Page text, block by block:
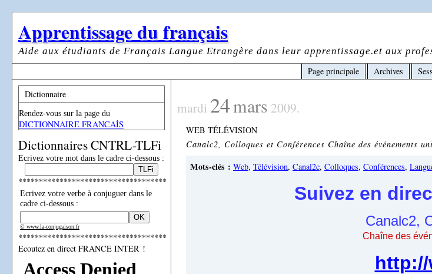
Apprentissage du français
Aide aux étudiants de Français Langue Etrangère dans leur apprentissage.et aux
Page principale
Archives
Dictionnaire
Rendez-vous sur la page du
DICTIONNAIRE FRANCAİS
Dictionnaires CNTRL-TLFi
Ecrivez votre mot dans le cadre ci-dessous :
************************************
Ecrivez votre verbe à conjuguer dans le
cadre ci-dessous :
© www.la-conjugaison.fr
************************************
Ecoutez en direct FRANCE INTER !
mardi 24mars 2009.
WEB TÉLÉVISION
Canalc2, Colloques et Conférences Chaîne des événements
Mots-clés : Web, Télévision, Canal2c, Colloques, Conférences,
Suivez en
Canalc2,
Chaîne des